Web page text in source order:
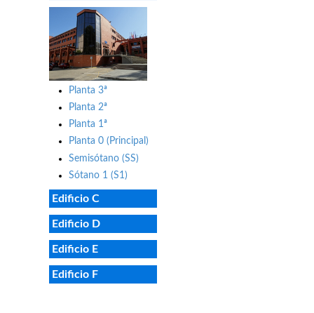
Planta 3ª
Planta 2ª
Planta 1ª
Planta 0 (Principal)
Semisótano (SS)
Sótano 1 (S1)
Edificio C
Edificio D
Edificio E
Edificio F